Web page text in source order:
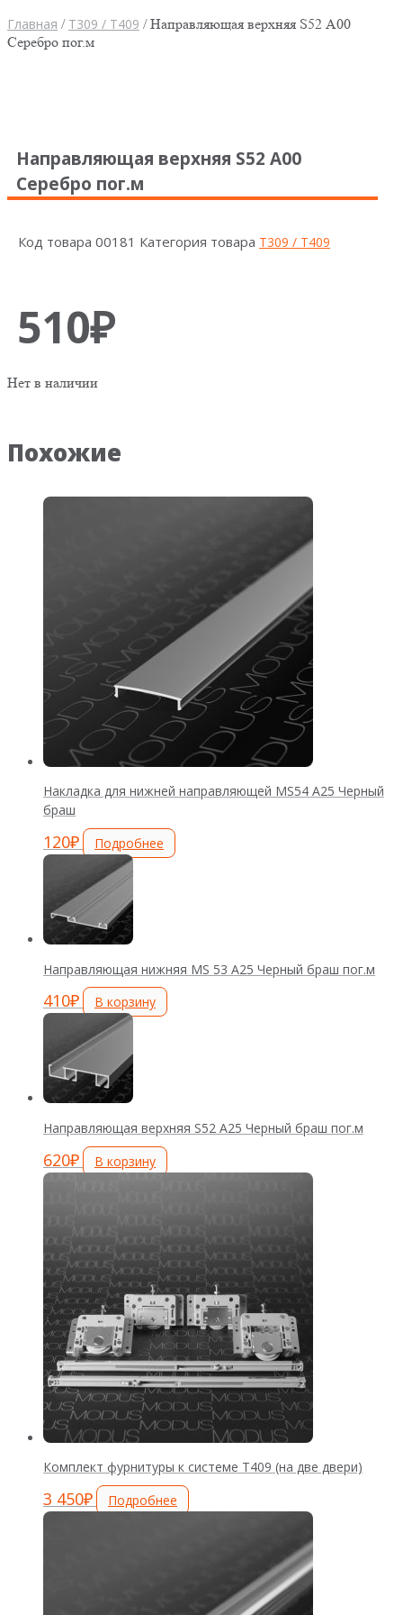
Главная / Т309 / Т409 / Направляющая верхняя S52 А00
Серебро пог.м
Направляющая верхняя S52 А00
Серебро пог.м
Код товара 00181 Категория товара Т309 / Т409
510₽
Нет в наличии
Похожие
Накладка для нижней направляющей MS54 А25 Черный
браш
120₽ Подробнее
Направляющая нижняя MS 53 А25 Черный браш пог.м
410₽ В корзину
Направляющая верхняя S52 А25 Черный браш пог.м
620₽ В корзину
Комплект фурнитуры к системе Т409 (на две двери)
3 450₽ Подробнее